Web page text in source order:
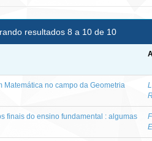
resultados 8 a 10 de 10
no campo da Geometria
finais do ensino fundamental : algumas